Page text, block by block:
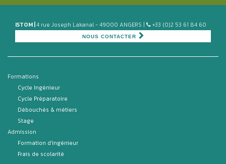
ISTOM | 4 rue Joseph Lakanal - 49000 ANGERS | +33 (0)2 53 61 84 60
NOUS CONTACTER
Formations
Cycle Ingénieur
Cycle Préparatoire
Débouchés & métiers
Stage
Admission
Formation d'ingénieur
Frais de scolarité